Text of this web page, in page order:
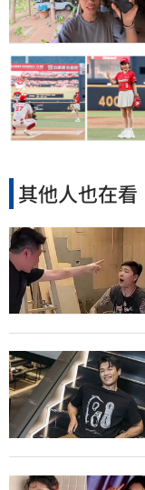
其他人也在看